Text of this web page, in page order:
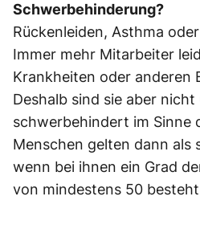
Schwerbehinderung?
Rückenleiden, Asthma
Immer mehr Mitarbeiter
Krankheiten oder anderen
Deshalb sind sie aber
schwerbehindert im Sinne
Menschen gelten dann als
wenn bei ihnen ein Grad
von mindestens 50